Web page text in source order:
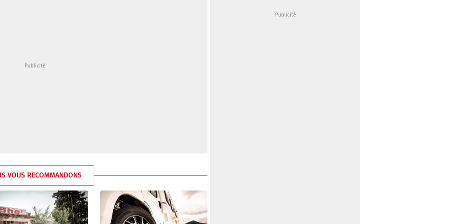
VOUS RECOMMANDONS